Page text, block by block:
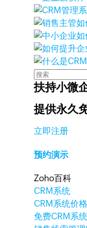
扶持小微
提供永久
立即注册
预约演示
Zoho百科
CRM系统
CRM系统价格
免费CRM系统